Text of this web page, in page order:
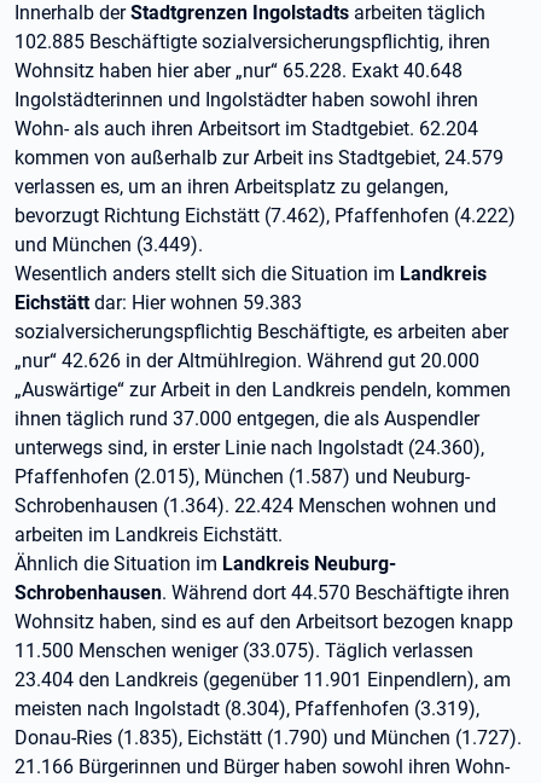
Innerhalb derStadtgrenzen Ingolstadts arbeiten täglich
102.885 Beschäftigte sozialversicherungspflichtig, ihren
Wohnsitz haben hier aber „nur“ 65.228. Exakt 40.648
Ingolstädterinnen und Ingolstädter haben sowohl ihren
Wohn- als auch ihren Arbeitsort im Stadtgebiet. 62.204
kommen von außerhalb zur Arbeit ins Stadtgebiet, 24.579
verlassen es, um an ihren Arbeitsplatz zu gelangen,
bevorzugt Richtung Eichstätt (7.462), Pfaffenhofen (4.222)
und München (3.449).
Wesentlich anders stellt sich die Situation im Landkreis
Eichstättdar: Hier wohnen 59.383
sozialversicherungspflichtig Beschäftigte, es arbeiten aber
„nur“ 42.626 in der Altmühlregion. Während gut 20.000
„Auswärtige“ zur Arbeit in den Landkreis pendeln, kommen
ihnen täglich rund 37.000 entgegen, die als Auspendler
unterwegs sind, in erster Linie nach Ingolstadt (24.360),
Pfaffenhofen (2.015), München (1.587) und Neuburg-
Schrobenhausen (1.364). 22.424 Menschen wohnen und
arbeiten im Landkreis Eichstätt.
Ähnlich die Situation im Landkreis Neuburg-
Schrobenhausen. Während dort 44.570 Beschäftigte ihren
Wohnsitz haben, sind es auf den Arbeitsort bezogen knapp
11.500 Menschen weniger (33.075). Täglich verlassen
23.404 den Landkreis (gegenüber 11.901 Einpendlern), am
meisten nach Ingolstadt (8.304), Pfaffenhofen (3.319),
Donau-Ries (1.835), Eichstätt (1.790) und München (1.727).
21.166 Bürgerinnen und Bürger haben sowohl ihren Wohn-